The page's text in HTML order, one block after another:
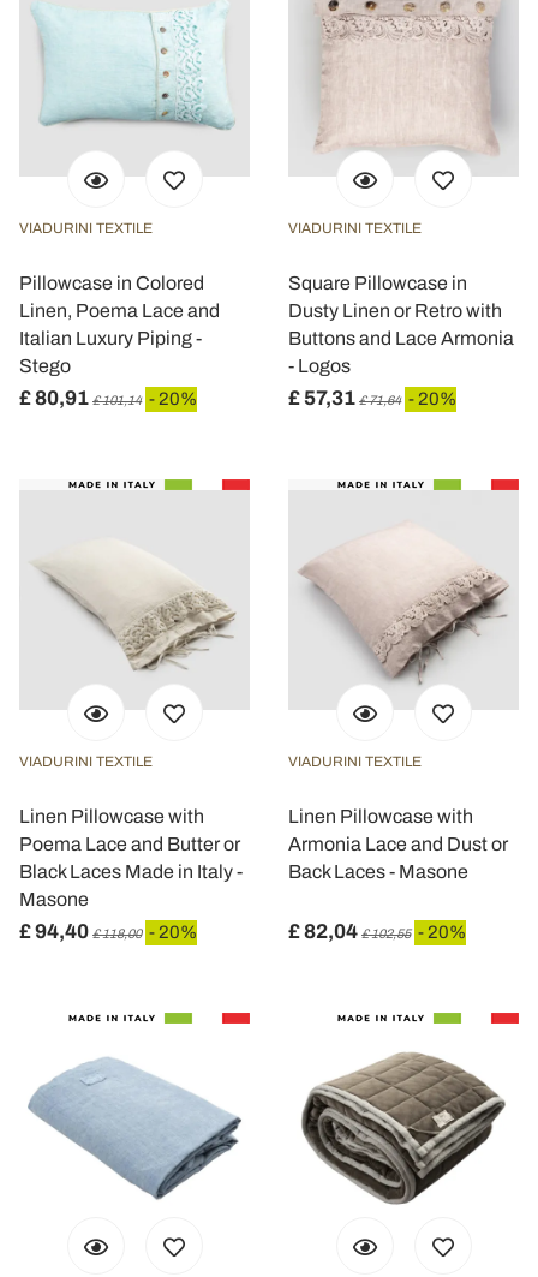
VIADURINI TEXTILE
Pillowcase in Colored
Linen, Poema Lace and
Italian Luxury Piping -
Stego
£ 80,91 £ 101,14 - 20%
VIADURINI TEXTILE
Square Pillowcase in
Dusty Linen or Retro with
Buttons and Lace Armonia
- Logos
£ 57,31 £ 71,64 - 20%
VIADURINI TEXTILE
Linen Pillowcase with
Poema Lace and Butter or
Black Laces Made in Italy -
Masone
£ 94,40 £ 118,00 - 20%
VIADURINI TEXTILE
Linen Pillowcase with
Armonia Lace and Dust or
Back Laces - Masone
£ 82,04 £ 102,55 - 20%